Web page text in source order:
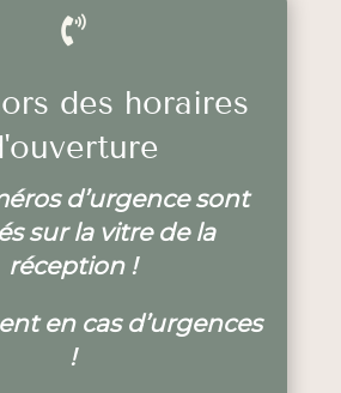

des horaires
d’urgence sont
sur la vitre de la
réception !
en cas d’urgences
!